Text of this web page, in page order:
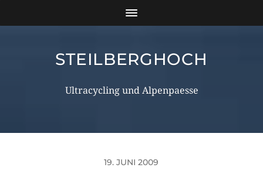
STEILBERGHOCH
Ultracycling und Alpenpaesse
19. JUNI 2009